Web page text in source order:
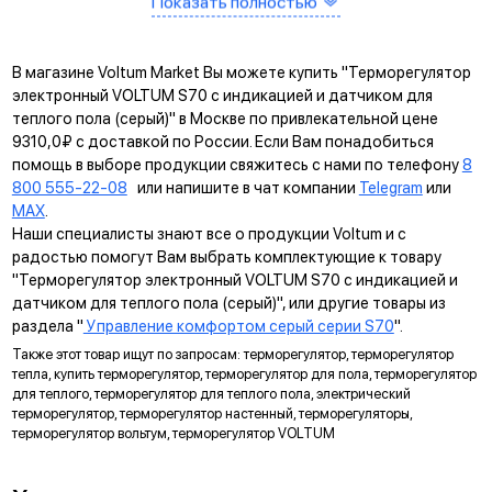
КРЕПЛЕНИЕ EASY CLICK
Обеспечивает быстрое и легкое соединение механизма с
рамкой. Восемь фиксаторов по периметру нивелируют
неровности стены и надежно удерживают конструкцию.
УНИВЕРСАЛЬНЫЙ МОНТАЖ
Суппорт поддерживает установку механизма в
многопостовые рамки как по горизонтали, так и по вертикали.
ДИАГОНАЛЬНЫЕ ОТВЕРСТИЯ СУППОРТА
Предназначены для удобного крепления механизмов в
нестандартных условиях, не требующих применения
подрозетников.
МАРКИРОВКА
В магазине Voltum Market Вы можете купить "Терморегулятор
электронный VOLTUM S70 с индикацией и датчиком для
теплого пола (серый)" в Москве по привлекательной цене
9310,0₽ с доставкой по России. Если Вам понадобиться
помощь в выборе продукции свяжитесь с нами по телефону8
800 555-22-08 или напишите в чат компании Telegram или
MAX.
Наши специалисты знают все о продукции Voltum и с
радостью помогут Вам выбрать комплектующие к товару
"Терморегулятор электронный VOLTUM S70 с индикацией и
датчиком для теплого пола (серый)", или другие товары из
раздела " Управление комфортом серый серии S70".
Также этот товар ищут по запросам: терморегулятор, терморегулятор
тепла, купить терморегулятор, терморегулятор для пола, терморегулятор
для теплого, терморегулятор для теплого пола, электрический
терморегулятор, терморегулятор настенный, терморегуляторы,
терморегулятор вольтум, терморегулятор VOLTUM